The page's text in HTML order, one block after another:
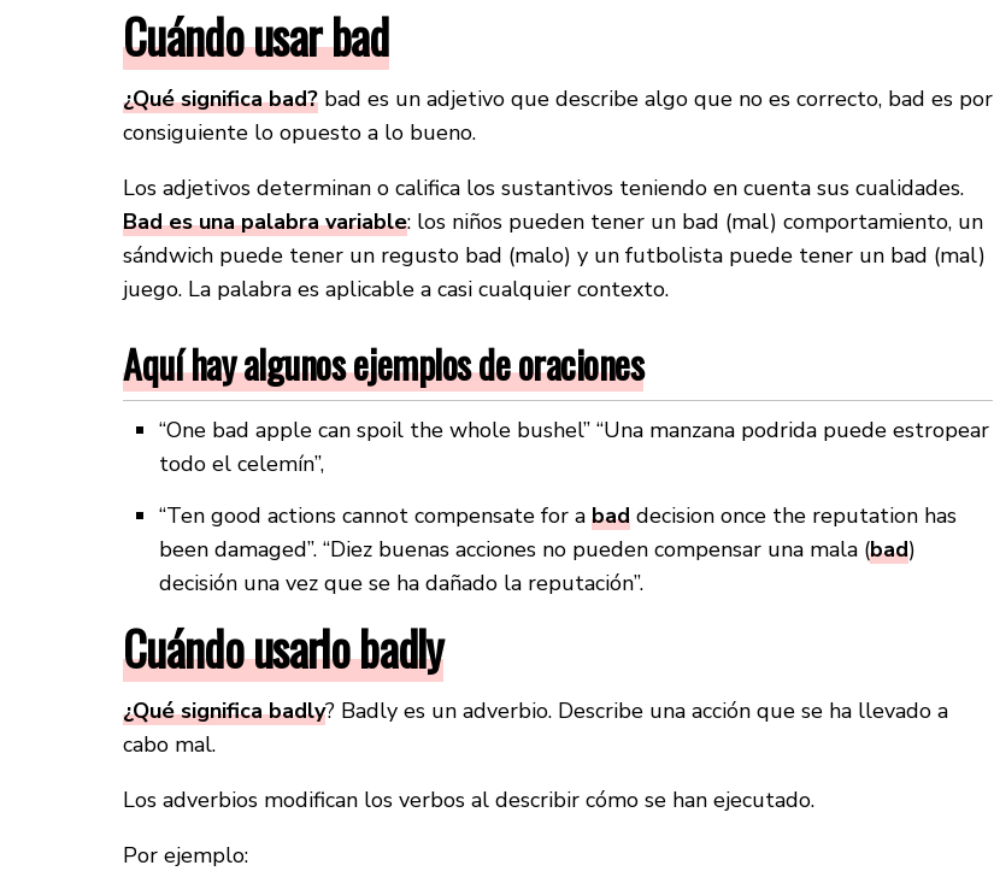
Cuándo usar bad
¿Qué significa bad? bad es un adjetivo que describe algo que no es correcto, bad es por
consiguiente lo opuesto a lo bueno.
Los adjetivos determinan o califica los sustantivos teniendo en cuenta sus cualidades.
Bad es una palabra variable: los niños pueden tener un bad (mal) comportamiento, un
sándwich puede tener un regusto bad (malo) y un futbolista puede tener un bad (mal)
juego. La palabra es aplicable a casi cualquier contexto.
Aquí hay algunos ejemplos de oraciones
“One bad apple can spoil the whole bushel” “Una manzana podrida puede estropear
todo el celemín”,
“Ten good actions cannot compensate for a bad decision once the reputation has
been damaged”. “Diez buenas acciones no pueden compensar una mala (bad)
decisión una vez que se ha dañado la reputación”.
Cuándo usarlo badly
¿Qué significa badly? Badly es un adverbio. Describe una acción que se ha llevado a
cabo mal.
Los adverbios modifican los verbos al describir cómo se han ejecutado.
Por ejemplo: